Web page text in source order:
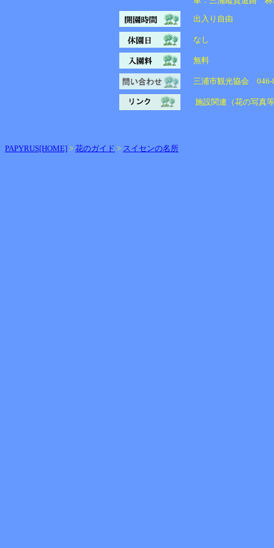
出入り自由
なし
無料
三浦市観光協会 046-
施設関連（花の写真
PAPYRUS[HOME] > 花のガイド > スイセンの名所